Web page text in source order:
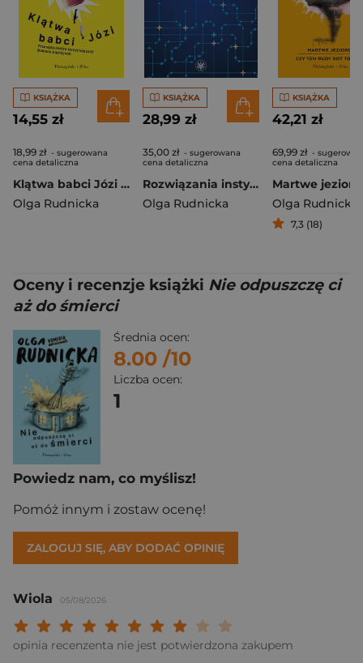
KSIĄŻKA
14,55 zł
18,99 zł - sugerowana
cena detaliczna
Klątwa babci Józi wyd. kieszonkowe
Olga Rudnicka
KSIĄŻKA
28,99 zł
35,00 zł - sugerowana
cena detaliczna
Rozwiązania instytucjonalne wspierające studentów i osoby z niepełnosprawnością w Uniwersytecie Warszawskim w latach 1997–2023
Olga Rudnicka
KSIĄŻKA
42,21 zł
69,99 zł -
cena detaliczna
Olga Rudnicka
7,3 (18)
Oceny i recenzje książki Nie odpuszczę ci
aż do śmierci
Średnia ocen:
8.00 /10
Liczba ocen:
1
Powiedz nam, co myślisz!
Pomóż innym i zostaw ocenę!
ZALOGUJ SIĘ, ABY DODAĆ OPINIĘ
Wiola 05/08/2026
Twoja ocena:
Twoja ocena: Wybitna 9/
Twoja ocena: Rewelacyjna 8/
Twoja ocena: Bardzo dobra 7/10"
Twoja ocena: Dobra 6/10"
Twoja ocena: Przeciętna 5/10"
Twoja ocena: Może być 4/10"
Twoja ocena: Słaba 3/10"
Twoja ocena: Bardzo słaba 2/10"
Twoja ocena: Beznadziejna 1/10"
opinia recenzenta nie jest potwierdzona zakupem